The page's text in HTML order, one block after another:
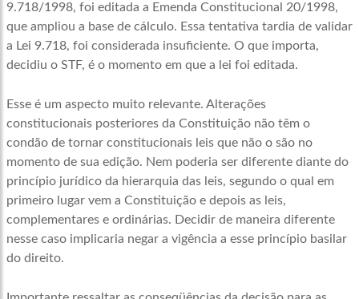
9.718/1998, foi editada a Emenda Constitucional 20/1998,
que ampliou a base de cálculo. Essa tentativa tardia de validar
a Lei 9.718, foi considerada insuficiente. O que importa,
decidiu o STF, é o momento em que a lei foi editada.
Esse é um aspecto muito relevante. Alterações
constitucionais posteriores da Constituição não têm o
condão de tornar constitucionais leis que não o são no
momento de sua edição. Nem poderia ser diferente diante do
princípio jurídico da hierarquia das leis, segundo o qual em
primeiro lugar vem a Constituição e depois as leis,
complementares e ordinárias. Decidir de maneira diferente
nesse caso implicaria negar a vigência a esse princípio basilar
do direito.